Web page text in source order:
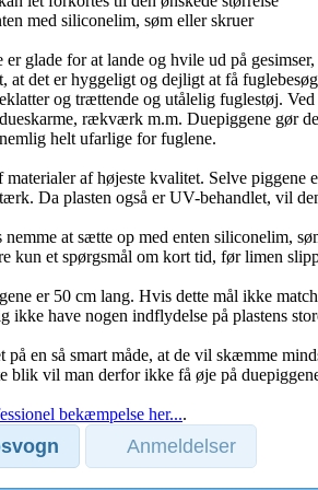
med siliconelim, søm eller skruer
er glade for at lande og hvile ud på
at det er hyggeligt og dejligt at få
og trættende og utålelig fuglestøj.
rækværk m.m. Duepiggene gør
helt ufarlige for fuglene.
materialer af højeste kvalitet. Selve
Da plasten også er UV-behandlet, vil
at sætte op med enten siliconelim,
kun et spørgsmål om kort tid, før limen
er 50 cm lang. Hvis dette mål ikke
ikke have nogen indflydelse på plastens
på en så smart måde, at de vil skæmme
blik vil man derfor ikke få øje på
bekæmpelse her....
Anmeldelser